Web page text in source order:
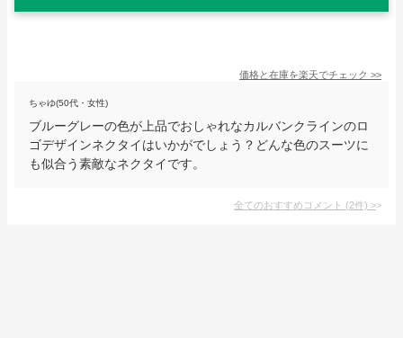
価格と在庫を楽天でチェック >>
ちゃゆ(50代・女性)
ブルーグレーの色が上品でおしゃれなカルバンクラインのロ
ゴデザインネクタイはいかがでしょう？どんな色のスーツに
も似合う素敵なネクタイです。
全てのおすすめコメント (2件) >